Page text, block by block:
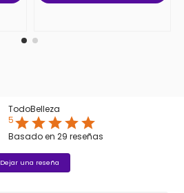
TodoBelleza
5starstarstarstarstar
Basado en 29 reseñas
Dejar una reseña